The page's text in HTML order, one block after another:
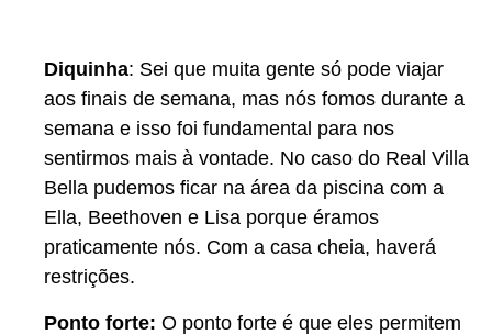
Diquinha: Sei que muita gente só pode viajar
aos finais de semana, mas nós fomos durante a
semana e isso foi fundamental para nos
sentirmos mais à vontade. No caso do Real Villa
Bella pudemos ficar na área da piscina com a
Ella, Beethoven e Lisa porque éramos
praticamente nós. Com a casa cheia, haverá
restrições.
Ponto forte: O ponto forte é que eles permitem